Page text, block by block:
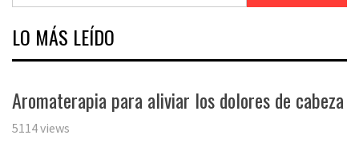
LO MÁS LEÍDO
Aromaterapia para aliviar los dolores de cabeza
5114 views